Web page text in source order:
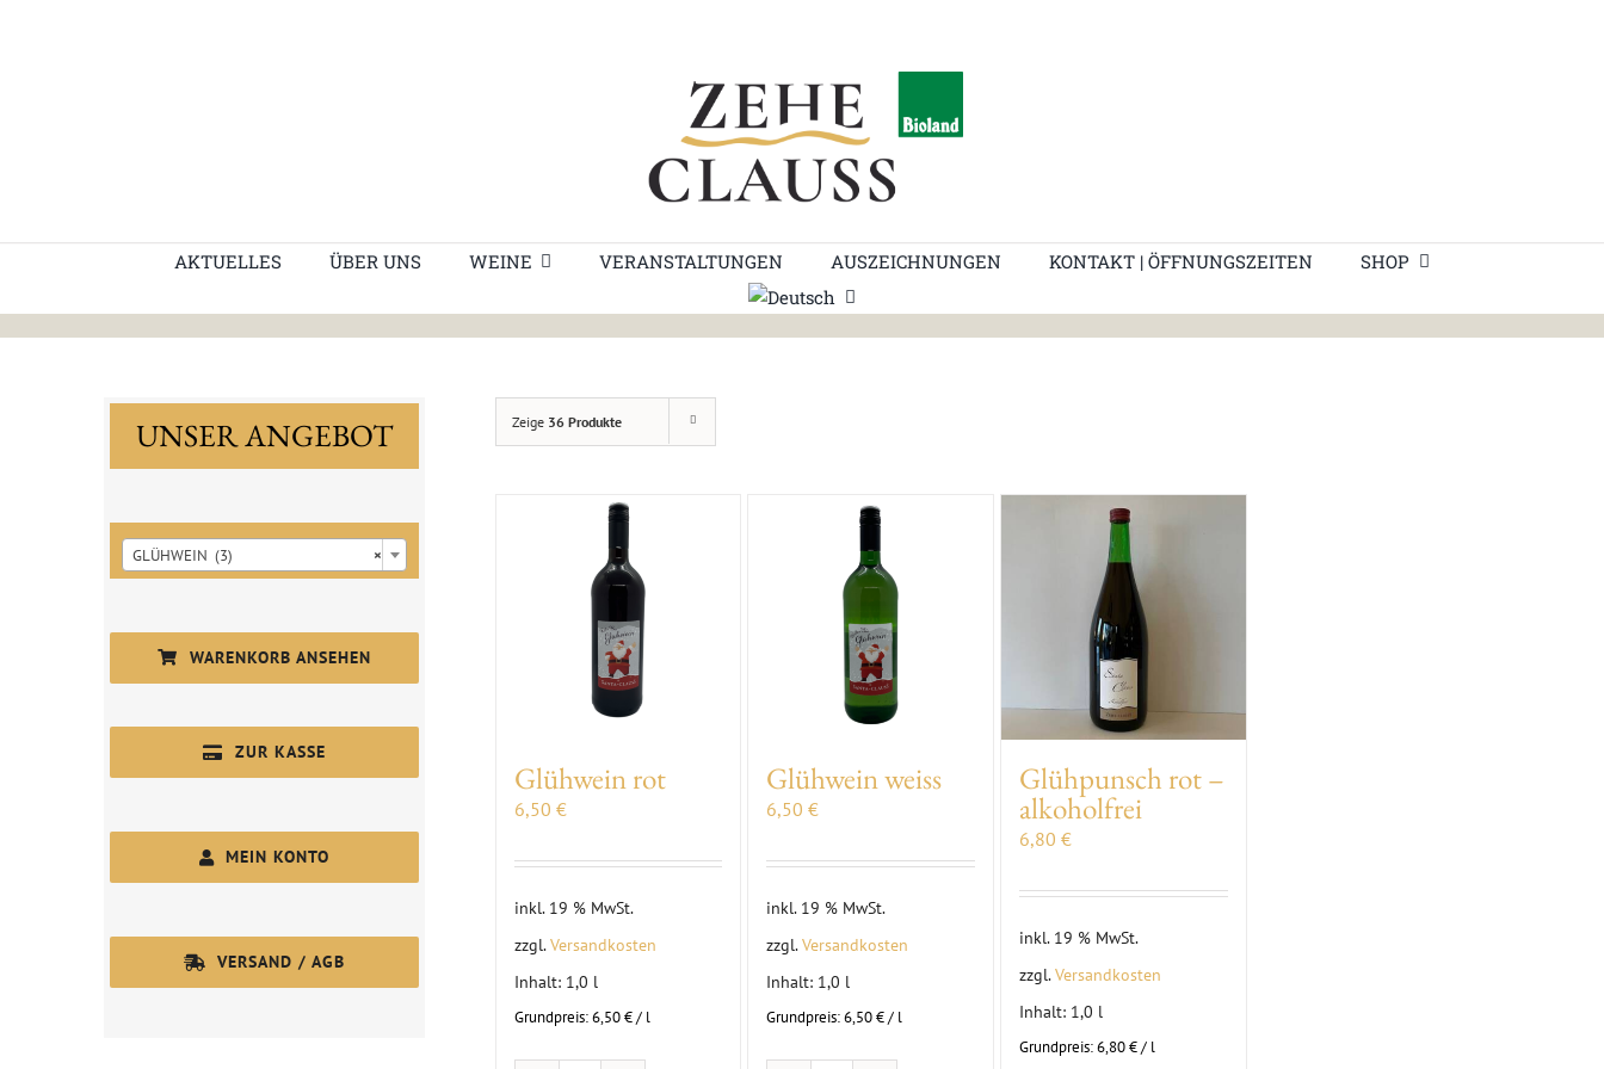
AKTUELLES ÜBER UNS WEINE VERANSTALTUNGEN AUSZEICHNUNGEN KONTAKT | ÖFFNUNGSZEITEN SHOP
Zeige 36 Produkte
Glühwein rot
6,50 €
inkl. 19 % MwSt.
zzgl.Versandkosten
Inhalt: 1,0 l
Grundpreis:6,50€/ l
Glühwein weiss
6,50€
inkl. 19 % MwSt.
zzgl.Versandkosten
Inhalt: 1,0 l
Grundpreis:6,50€/ l
Glühpunsch rot –
alkoholfrei
6,80€
inkl. 19 % MwSt.
zzgl.Versandkosten
Inhalt: 1,0 l
Grundpreis:6,80€/ l
UNSER ANGEBOT
×
GLÜHWEIN (3)
WARENKORB ANSEHEN
ZUR KASSE
MEIN KONTO
VERSAND / AGB